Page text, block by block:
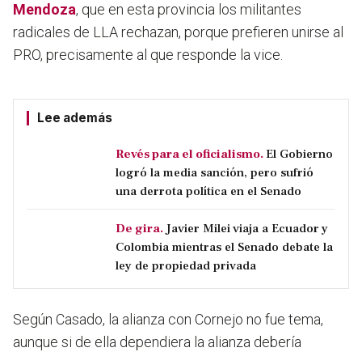
Mendoza, que en esta provincia los militantes
radicales de LLA rechazan, porque prefieren unirse al
PRO, precisamente al que responde la vice.
Lee además
Revés para el oficialismo. El Gobierno
logró la media sanción, pero sufrió
una derrota política en el Senado
De gira.Javier Milei viaja a Ecuador y
Colombia mientras el Senado debate la
ley de propiedad privada
Según Casado, la alianza con Cornejo no fue tema,
aunque si de ella dependiera la alianza debería